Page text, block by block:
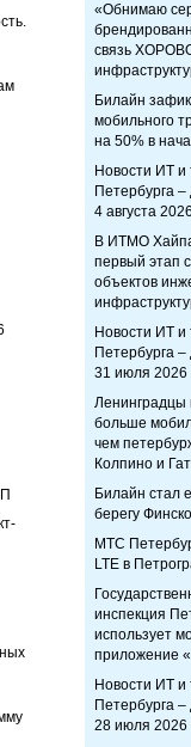
«Обнимаю
связь
Билайн
мобильного
на 50% в
Новости ИТ и
Петербурга
4 августа
В ИТМО
первый этап
объектов
Новости ИТ и
Петербурга
31 июля 2026
Ленинградцы
больше
чем
Колпино и
Билайн стал
берегу
МТС
LTE в
инспекция
использует
приложение
Новости ИТ и
Петербурга
28 июля 2026